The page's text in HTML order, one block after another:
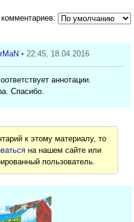
• 22:45, 18.04.2016
аннотации.
Спасибо.
к этому материалу, то
на нашем сайте или
пользователь.